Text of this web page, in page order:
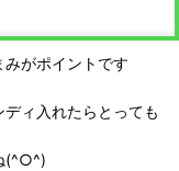
がポイントです
ィ入れたらとっても
(^○^)